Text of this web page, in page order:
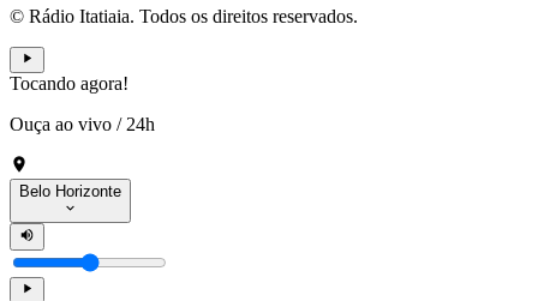
© Rádio Itatiaia. Todos os direitos reservados.
Tocando agora!
Ouça ao vivo / 24h
Belo Horizonte